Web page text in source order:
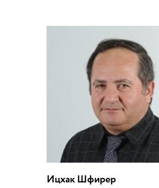
Ицхак Шфирер